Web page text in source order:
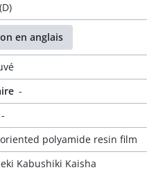
en anglais
-
-
polyamide resin film
Kabushiki Kaisha